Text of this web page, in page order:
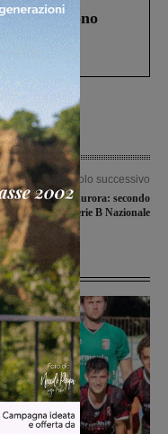
cui morirono
il
tir....
Articolo successivo
ginnastica Aurora: secondo
di serie B Nazionale